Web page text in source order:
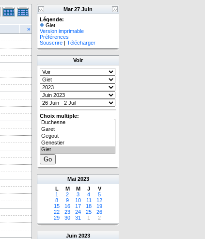
»
Mar 27 Juin
Légende:
Giet
Version imprimable
Préférences
Souscrire | Télécharger
Voir
Choix multiple:
Mai 2023
L
M M J
V
1
2 3 4
5
8
9 10 11
12
15
16 17 18
19
22
23 24 25
26
29
30 31 1 2
Juin 2023